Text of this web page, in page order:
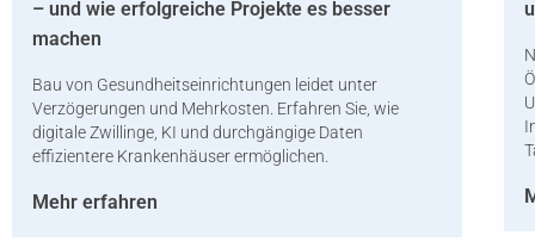
– und wie erfolgreiche Projekte es besser
machen
Bau von Gesundheitseinrichtungen leidet unter
Verzögerungen und Mehrkosten. Erfahren Sie, wie
digitale Zwillinge, KI und durchgängige Daten
effizientere Krankenhäuser ermöglichen.
Mehr erfahren